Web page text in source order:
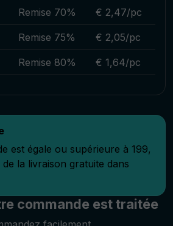
Remise 70% € 2,47/pc
Remise 75% € 2,05/pc
Remise 80% € 1,64/pc
est égale ou supérieure à 199,
la livraison gratuite dans
commande est traitée